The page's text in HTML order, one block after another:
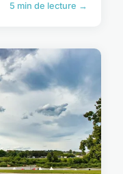
5 min de lecture →